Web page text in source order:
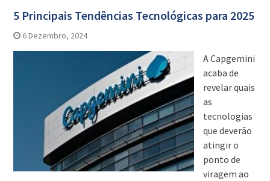
5 Principais Tendências Tecnológicas para 2025
6 Dezembro, 2024
A Capgemini
acaba de
revelar quais
as
tecnologias
que deverão
atingir o
ponto de
viragem ao